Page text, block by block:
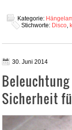
Kategorie:
Stichworte: Disco,
30. Juni 2014
Sicherheit